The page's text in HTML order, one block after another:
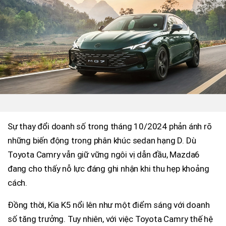
Sự thay đổi doanh số trong tháng 10/2024 phản ánh rõ
những biến động trong phân khúc sedan hạng D. Dù
Toyota Camry vẫn giữ vững ngôi vị dẫn đầu, Mazda6
đang cho thấy nỗ lực đáng ghi nhận khi thu hẹp khoảng
cách.
Đồng thời, Kia K5 nổi lên như một điểm sáng với doanh
số tăng trưởng. Tuy nhiên, với việc Toyota Camry thế hệ